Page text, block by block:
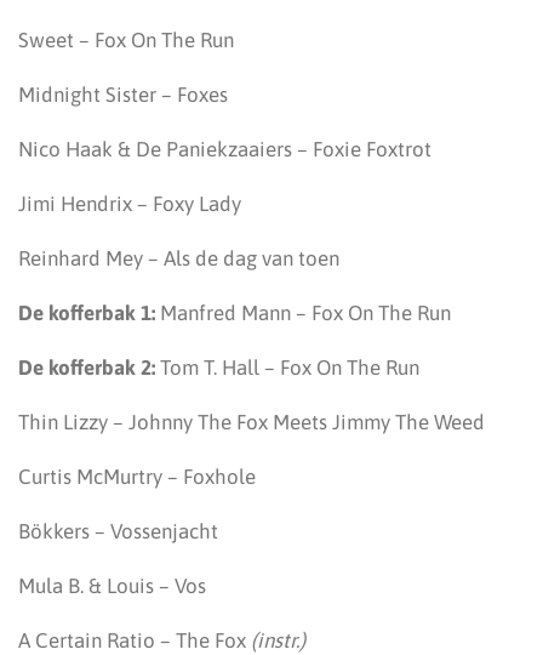
Sweet – Fox On The Run
Midnight Sister – Foxes
Nico Haak & De Paniekzaaiers – Foxie Foxtrot
Jimi Hendrix – Foxy Lady
Reinhard Mey – Als de dag van toen
De kofferbak 1: Manfred Mann – Fox On The Run
De kofferbak 2: Tom T. Hall – Fox On The Run
Thin Lizzy – Johnny The Fox Meets Jimmy The Weed
Curtis McMurtry – Foxhole
Bökkers – Vossenjacht
Mula B. & Louis – Vos
A Certain Ratio – The Fox (instr.)